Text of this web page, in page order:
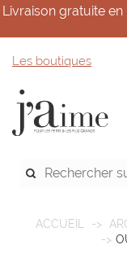
Livraison gratuite
Les boutiques
ACCUEIL